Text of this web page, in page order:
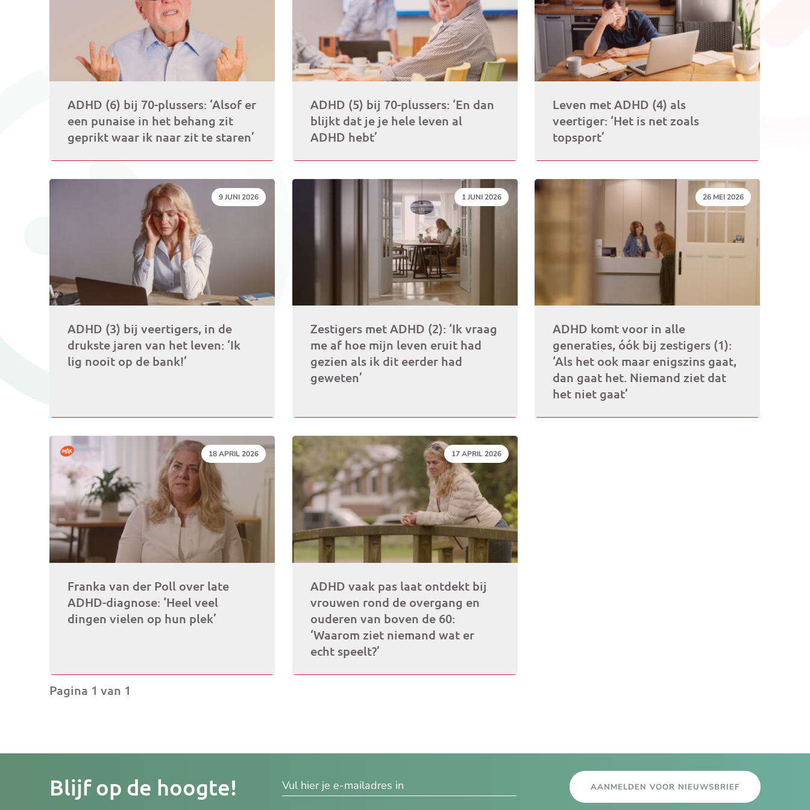
ADHD (6) bij 70-plussers: ‘Alsof er
een punaise in het behang zit
geprikt waar ik naar zit te staren’
ADHD (5) bij 70-plussers: ‘En dan
blijkt dat je je hele leven al
ADHD hebt’
Leven met ADHD (4) als
veertiger: ‘Het is net zoals
topsport’
DATUM:
9 JUNI 2026
ADHD (3) bij veertigers, in de
drukste jaren van het leven: ‘Ik
lig nooit op de bank!’
DATUM:
1 JUNI 2026
Zestigers met ADHD (2): ‘Ik vraag
me af hoe mijn leven eruit had
gezien als ik dit eerder had
geweten’
DATUM:
26 MEI 2026
ADHD komt voor in alle
generaties, óók bij zestigers (1):
‘Als het ook maar enigszins gaat,
dan gaat het. Niemand ziet dat
het niet gaat’
DATUM:
18 APRIL 2026
Franka van der Poll over late
ADHD-diagnose: ‘Heel veel
dingen vielen op hun plek’
DATUM:
17 APRIL 2026
ADHD vaak pas laat ontdekt bij
vrouwen rond de overgang en
ouderen van boven de 60:
‘Waarom ziet niemand wat er
echt speelt?’
Pagina 1 van 1
Blijf op de hoogte! AANMELDEN VOOR NIEUWSBRIEF